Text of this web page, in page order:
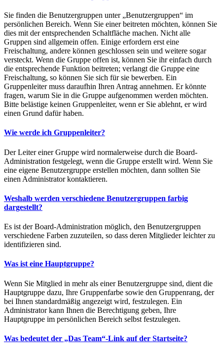
Sie finden die Benutzergruppen unter „Benutzergruppen“ im
persönlichen Bereich. Wenn Sie einer beitreten möchten, können Sie
dies mit der entsprechenden Schaltfläche machen. Nicht alle
Gruppen sind allgemein offen. Einige erfordern erst eine
Freischaltung, andere können geschlossen sein und weitere sogar
versteckt. Wenn die Gruppe offen ist, können Sie ihr einfach durch
die entsprechende Funktion beitreten; verlangt die Gruppe eine
Freischaltung, so können Sie sich für sie bewerben. Ein
Gruppenleiter muss daraufhin Ihren Antrag annehmen. Er könnte
fragen, warum Sie in die Gruppe aufgenommen werden möchten.
Bitte belästige keinen Gruppenleiter, wenn er Sie ablehnt, er wird
einen Grund dafür haben.
Wie werde ich Gruppenleiter?
Der Leiter einer Gruppe wird normalerweise durch die Board-
Administration festgelegt, wenn die Gruppe erstellt wird. Wenn Sie
eine eigene Benutzergruppe erstellen möchten, dann sollten Sie
einen Administrator kontaktieren.
Weshalb werden verschiedene Benutzergruppen farbig
dargestellt?
Es ist der Board-Administration möglich, den Benutzergruppen
verschiedene Farben zuzuteilen, so dass deren Mitglieder leichter zu
identifizieren sind.
Was ist eine Hauptgruppe?
Wenn Sie Mitglied in mehr als einer Benutzergruppe sind, dient die
Hauptgruppe dazu, Ihre Gruppenfarbe sowie den Gruppenrang, der
bei Ihnen standardmäßig angezeigt wird, festzulegen. Ein
Administrator kann Ihnen die Berechtigung geben, Ihre
Hauptgruppe im persönlichen Bereich selbst festzulegen.
Was bedeutet der „Das Team“-Link auf der Startseite?